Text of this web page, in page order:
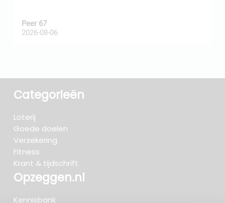
Peer 67
2026-08-06
Categorieën
Loterij
Goede doelen
Verzekering
Fitness
Krant & tijdschrift
Opzeggen.nl
Kennisbank